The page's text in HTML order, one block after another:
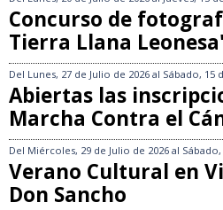
Concurso de
Tierra Llana Leonesa'
Del Lunes, 27 de Julio de 2026 al Sábado, 15
Abiertas las
Marcha Contra el
Del Miércoles, 29 de Julio de 2026 al
Verano Cultural en
Don Sancho